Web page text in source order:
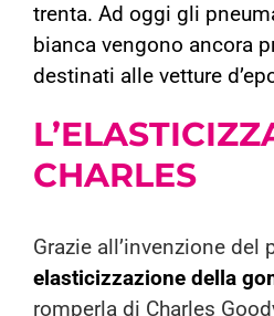
trenta. Ad oggi gli
bianca vengono ancora
destinati alle vetture
CHARLES
Grazie all’invenzione del
elasticizzazione della
romperla di Charles